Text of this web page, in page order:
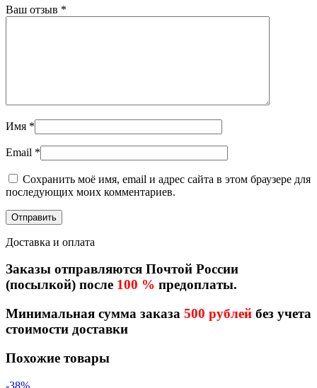
Ваш отзыв *
Имя *
Email *
Сохранить моё имя, email и адрес сайта в этом браузере для
последующих моих комментариев.
Доставка и оплата
Заказы отправляются Почтой России
(посылкой) после 100 % предоплаты.
Минимальная сумма заказа 500 рублей без учета
стоимости доставки
Похожие товары
-38%